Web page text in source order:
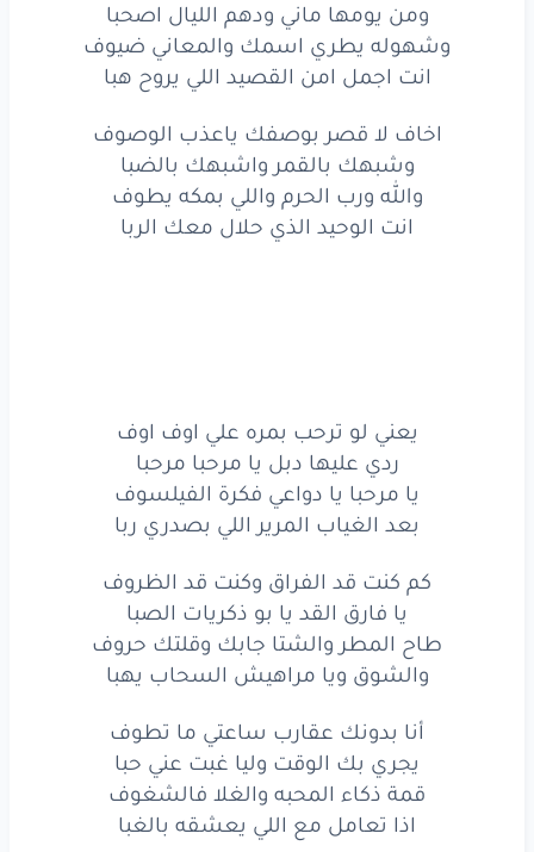
ومن يومها ماني ودهم الليال اصحبا
وشهوله يطري اسمك والمعاني ضيوف
انت اجمل امن القصيد اللي يروح هبا
اخاف لا قصر بوصفك ياعذب الوصوف
وشبهك بالقمر واشبهك بالضبا
والله ورب الحرم واللي بمكه يطوف
انت الوحيد الذي حلال معك الربا
يعني لو ترحب بمره علي اوف اوف
ردي عليها دبل يا مرحبا مرحبا
يا مرحبا يا دواعي فكرة الفيلسوف
بعد الغياب المرير اللي بصدري ربا
كم كنت قد الفراق وكنت قد الظروف
يا فارق القد يا بو ذكريات الصبا
طاح المطر والشتا جابك وقلتك حروف
والشوق ويا مراهيش السحاب يهبا
أنا بدونك عقارب ساعتي ما تطوف
يجري بك الوقت وليا غبت عني حبا
قمة ذكاء المحبه والغلا فالشغوف
اذا تعامل مع اللي يعشقه بالغبا